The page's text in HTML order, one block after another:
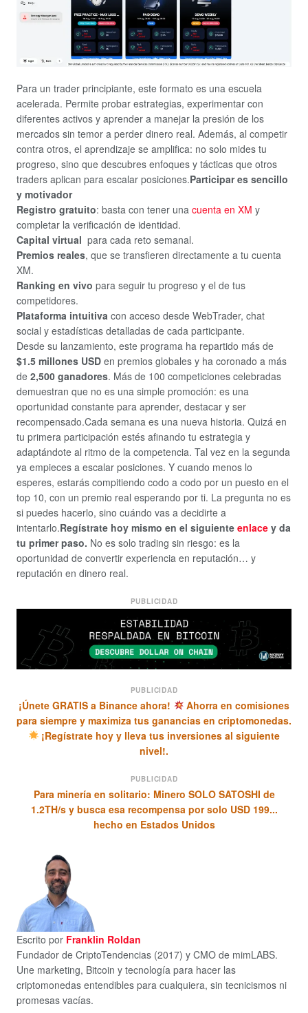
Para un trader principiante, este formato es una escuela
acelerada. Permite probar estrategias, experimentar con
diferentes activos y aprender a manejar la presión de los
mercados sin temor a perder dinero real. Además, al competir
contra otros, el aprendizaje se amplifica: no solo mides tu
progreso, sino que descubres enfoques y tácticas que otros
traders aplican para escalar posiciones.Participar es sencillo
y motivador
Registro gratuito: basta con tener una cuenta en XM y
completar la verificación de identidad.
Capital virtual para cada reto semanal.
Premios reales, que se transfieren directamente a tu cuenta
XM.
Ranking en vivo para seguir tu progreso y el de tus
competidores.
Plataforma intuitiva con acceso desde WebTrader, chat
social y estadísticas detalladas de cada participante.
Desde su lanzamiento, este programa ha repartido más de
$1.5 millones USD en premios globales y ha coronado a más
de 2,500 ganadores. Más de 100 competiciones celebradas
demuestran que no es una simple promoción: es una
oportunidad constante para aprender, destacar y ser
recompensado.Cada semana es una nueva historia. Quizá en
tu primera participación estés afinando tu estrategia y
adaptándote al ritmo de la competencia. Tal vez en la segunda
ya empieces a escalar posiciones. Y cuando menos lo
esperes, estarás compitiendo codo a codo por un puesto en el
top 10, con un premio real esperando por ti. La pregunta no es
si puedes hacerlo, sino cuándo vas a decidirte a
intentarlo.Regístrate hoy mismo en el siguiente enlace y da
tu primer paso. No es solo trading sin riesgo: es la
oportunidad de convertir experiencia en reputación… y
reputación en dinero real.
PUBLICIDAD
PUBLICIDAD
¡Únete GRATIS a Binance ahora!
Ahorra en comisiones
para siempre y maximiza tus ganancias en criptomonedas.
¡Regístrate hoy y lleva tus inversiones al siguiente
nivel!.
PUBLICIDAD
Para minería en solitario: Minero SOLO SATOSHI de
1.2TH/s y busca esa recompensa por solo USD 199...
hecho en Estados Unidos
Escrito por Franklin Roldan
Fundador de CriptoTendencias (2017) y CMO de mimLABS.
Une marketing, Bitcoin y tecnología para hacer las
criptomonedas entendibles para cualquiera, sin tecnicismos ni
promesas vacías.